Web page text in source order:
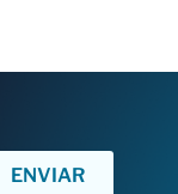
ENVIAR